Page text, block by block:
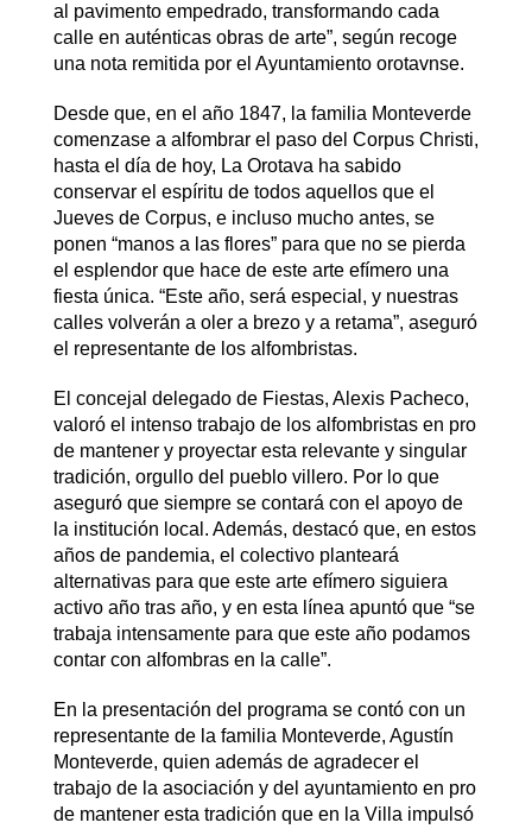
al pavimento empedrado, transformando cada
calle en auténticas obras de arte”, según recoge
una nota remitida por el Ayuntamiento orotavnse.
Desde que, en el año 1847, la familia Monteverde
comenzase a alfombrar el paso del Corpus Christi,
hasta el día de hoy, La Orotava ha sabido
conservar el espíritu de todos aquellos que el
Jueves de Corpus, e incluso mucho antes, se
ponen “manos a las flores” para que no se pierda
el esplendor que hace de este arte efímero una
fiesta única. “Este año, será especial, y nuestras
calles volverán a oler a brezo y a retama”, aseguró
el representante de los alfombristas.
El concejal delegado de Fiestas, Alexis Pacheco,
valoró el intenso trabajo de los alfombristas en pro
de mantener y proyectar esta relevante y singular
tradición, orgullo del pueblo villero. Por lo que
aseguró que siempre se contará con el apoyo de
la institución local. Además, destacó que, en estos
años de pandemia, el colectivo planteará
alternativas para que este arte efímero siguiera
activo año tras año, y en esta línea apuntó que “se
trabaja intensamente para que este año podamos
contar con alfombras en la calle”.
En la presentación del programa se contó con un
representante de la familia Monteverde, Agustín
Monteverde, quien además de agradecer el
trabajo de la asociación y del ayuntamiento en pro
de mantener esta tradición que en la Villa impulsó